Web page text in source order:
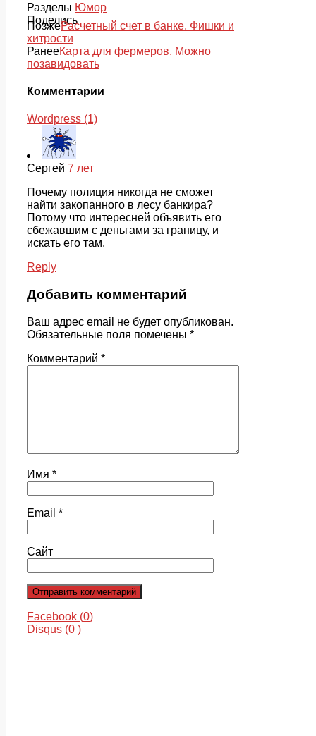
Разделы Юмор
Поделись
ПозжеРасчетный счет в банке. Фишки и
хитрости
РанееКарта для фермеров. Можно
позавидовать
Комментарии
Wordpress (1)
Сергей 7 лет
Почему полиция никогда не сможет
найти закопанного в лесу банкира?
Потому что интересней объявить его
сбежавшим с деньгами за границу, и
искать его там.
Reply
Добавить комментарий
Ваш адрес email не будет опубликован.
Обязательные поля помечены *
Комментарий *
Имя *
Email *
Сайт
Facebook (0)
Disqus (0 )